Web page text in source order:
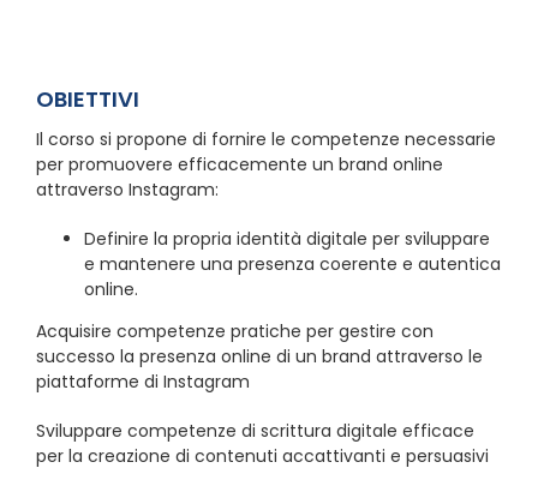
OBIETTIVI
Il corso si propone di fornire le competenze necessarie
per promuovere efficacemente un brand online
attraverso Instagram:
Definire la propria identità digitale per sviluppare
e mantenere una presenza coerente e autentica
online.
Acquisire competenze pratiche per gestire con
successo la presenza online di un brand attraverso le
piattaforme di Instagram
Sviluppare competenze di scrittura digitale efficace
per la creazione di contenuti accattivanti e persuasivi